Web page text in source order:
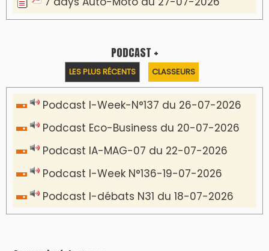
PODCAST +
LES PLUS RÉCENTS CLASSEURS
Podcast I-Week-N°137 du 26-07-2026
Podcast Eco-Business du 20-07-2026
Podcast IA-MAG-07 du 22-07-2026
Podcast I-Week N°136-19-07-2026
Podcast I-débats N31 du 18-07-2026